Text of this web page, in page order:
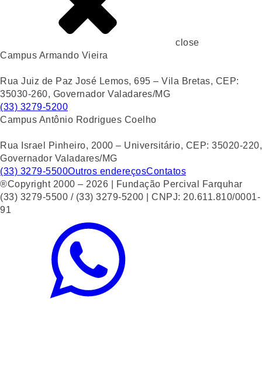
close
Campus Armando Vieira
Rua Juiz de Paz José Lemos, 695 – Vila Bretas, CEP:
35030-260, Governador Valadares/MG
(33) 3279-5200
Campus Antônio Rodrigues Coelho
Rua Israel Pinheiro, 2000 – Universitário, CEP: 35020-220,
Governador Valadares/MG
(33) 3279-5500Outros endereçosContatos
®Copyright 2000 – 2026 | Fundação Percival Farquhar
(33) 3279-5500 / (33) 3279-5200 | CNPJ: 20.611.810/0001-
91